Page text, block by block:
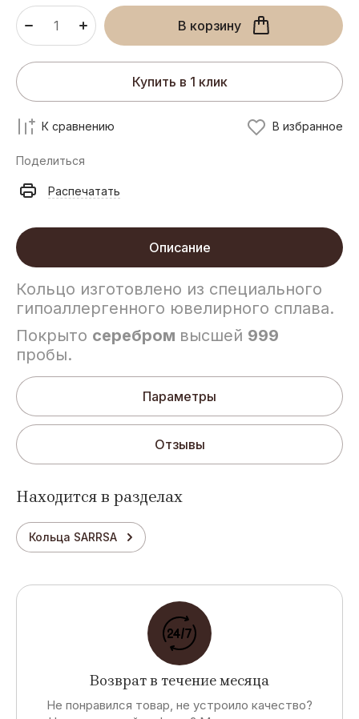
В корзину
Купить в 1 клик
К сравнению В избранное
Поделиться
Распечатать
Описание
Кольцо изготовлено из специального
гипоаллергенного ювелирного сплава.
Покрыто серебром высшей 999
пробы.
Параметры
Отзывы
Находится в разделах
Кольца SARRSA
Возврат в течение месяца
Не понравился товар, не устроило качество?